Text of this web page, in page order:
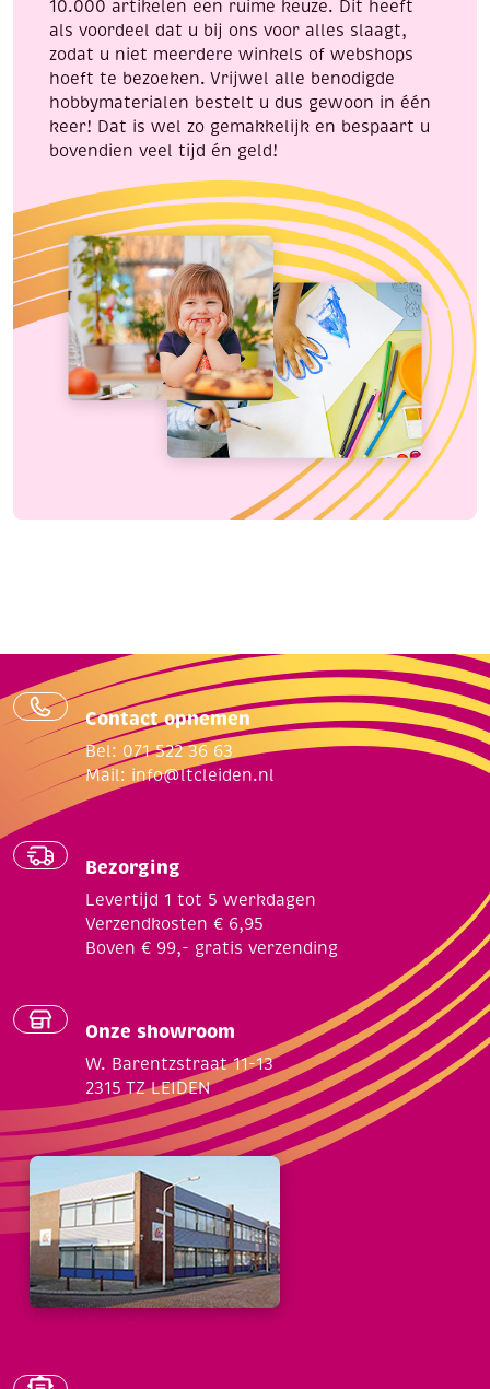
aantal
10.000 artikelen een ruime keuze. Dit heeft
als voordeel dat u bij ons voor alles slaagt,
zodat u niet meerdere winkels of webshops
hoeft te bezoeken. Vrijwel alle benodigde
hobbymaterialen bestelt u dus gewoon in één
keer! Dat is wel zo gemakkelijk en bespaart u
bovendien veel tijd én geld!
Contact opnemen
Bel: 071 522 36 63
Mail: info@ltcleiden.nl
Bezorging
Levertijd 1 tot 5 werkdagen
Verzendkosten € 6,95
Boven € 99,- gratis verzending
Onze showroom
W. Barentzstraat 11-13
2315 TZ LEIDEN